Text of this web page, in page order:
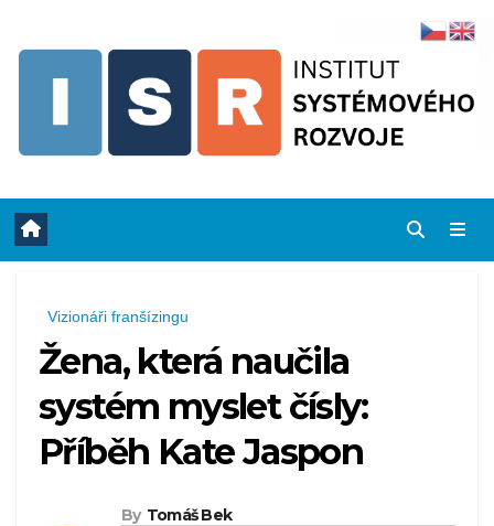
Vizionáři franšízingu
Žena, která naučila
systém myslet čísly:
Příběh Kate Jaspon
By Tomáš Bek